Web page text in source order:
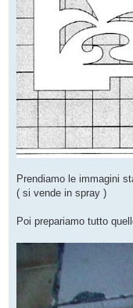
Prendiamo le immagini
( si vende in spray )
Poi prepariamo tutto